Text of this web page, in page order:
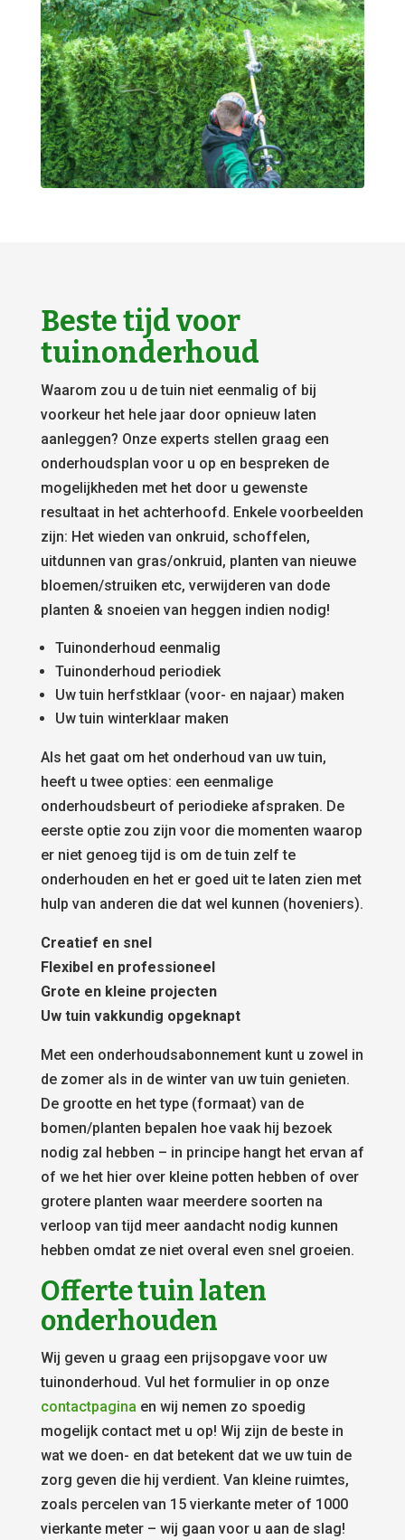
Beste tijd voor
tuinonderhoud
Waarom zou u de tuin niet eenmalig of bij
voorkeur het hele jaar door opnieuw laten
aanleggen? Onze experts stellen graag een
onderhoudsplan voor u op en bespreken de
mogelijkheden met het door u gewenste
resultaat in het achterhoofd. Enkele voorbeelden
zijn: Het wieden van onkruid, schoffelen,
uitdunnen van gras/onkruid, planten van nieuwe
bloemen/struiken etc, verwijderen van dode
planten & snoeien van heggen indien nodig!
Tuinonderhoud eenmalig
Tuinonderhoud periodiek
Uw tuin herfstklaar (voor- en najaar) maken
Uw tuin winterklaar maken
Als het gaat om het onderhoud van uw tuin,
heeft u twee opties: een eenmalige
onderhoudsbeurt of periodieke afspraken. De
eerste optie zou zijn voor die momenten waarop
er niet genoeg tijd is om de tuin zelf te
onderhouden en het er goed uit te laten zien met
hulp van anderen die dat wel kunnen (hoveniers).
Creatief en snel
Flexibel en professioneel
Grote en kleine projecten
Uw tuin vakkundig opgeknapt
Met een onderhoudsabonnement kunt u zowel in
de zomer als in de winter van uw tuin genieten.
De grootte en het type (formaat) van de
bomen/planten bepalen hoe vaak hij bezoek
nodig zal hebben – in principe hangt het ervan af
of we het hier over kleine potten hebben of over
grotere planten waar meerdere soorten na
verloop van tijd meer aandacht nodig kunnen
hebben omdat ze niet overal even snel groeien.
Offerte tuin laten
onderhouden
Wij geven u graag een prijsopgave voor uw
tuinonderhoud. Vul het formulier in op onze
contactpagina en wij nemen zo spoedig
mogelijk contact met u op! Wij zijn de beste in
wat we doen- en dat betekent dat we uw tuin de
zorg geven die hij verdient. Van kleine ruimtes,
zoals percelen van 15 vierkante meter of 1000
vierkante meter – wij gaan voor u aan de slag!